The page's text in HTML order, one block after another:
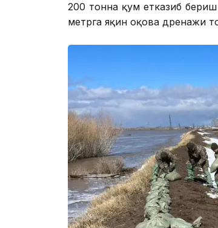
200 тонна қум етказиб
метрга яқин оқова дренажи